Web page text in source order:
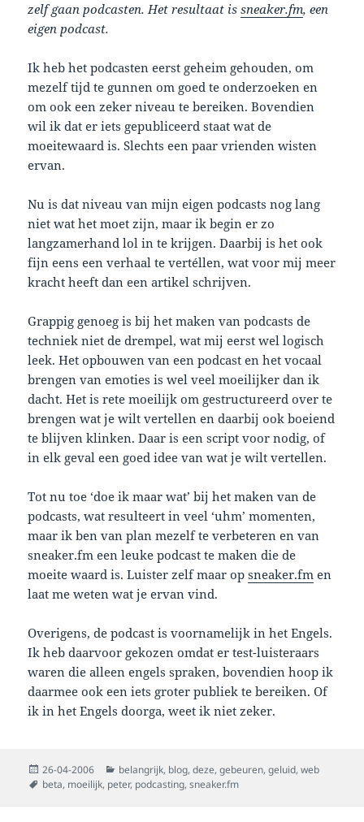
zelf gaan podcasten. Het resultaat issneaker.fm, een
eigen podcast.
Ik heb het podcasten eerst geheim gehouden, om
mezelf tijd te gunnen om goed te onderzoeken en
om ook een zeker niveau te bereiken. Bovendien
wil ik dat er iets gepubliceerd staat wat de
moeitewaard is. Slechts een paar vrienden wisten
ervan.
Nu is dat niveau van mijn eigen podcasts nog lang
niet wat het moet zijn, maar ik begin er zo
langzamerhand lol in te krijgen. Daarbij is het ook
fijn eens een verhaal te vertéllen, wat voor mij meer
kracht heeft dan een artikel schrijven.
Grappig genoeg is bij het maken van podcasts de
techniek niet de drempel, wat mij eerst wel logisch
leek. Het opbouwen van een podcast en het vocaal
brengen van emoties is wel veel moeilijker dan ik
dacht. Het is rete moeilijk om gestructureerd over te
brengen wat je wilt vertellen en daarbij ook boeiend
te blijven klinken. Daar is een script voor nodig, of
in elk geval een goed idee van wat je wilt vertellen.
Tot nu toe ‘doe ik maar wat’ bij het maken van de
podcasts, wat resulteert in veel ‘uhm’ momenten,
maar ik ben van plan mezelf te verbeteren en van
sneaker.fm een leuke podcast te maken die de
moeite waard is. Luister zelf maar opsneaker.fm en
laat me weten wat je ervan vind.
Overigens, de podcast is voornamelijk in het Engels.
Ik heb daarvoor gekozen omdat er test-luisteraars
waren die alleen engels spraken, bovendien hoop ik
daarmee ook een iets groter publiek te bereiken. Of
ik in het Engels doorga, weet ik niet zeker.
Posted
on
26-04-2006 Categories
belangrijk, blog,deze,gebeuren,geluid,web
Tags
beta, moeilijk, peter, podcasting,sneaker.fm